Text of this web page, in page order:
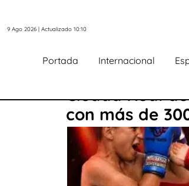
9 Ago 2026 | Actualizado 10:10
Portada Internacional
Ciudad Real
con más de